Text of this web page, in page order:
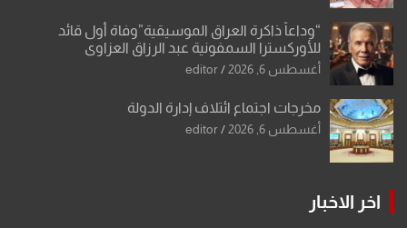
“وداعاً ذاكرة العراق الموسيقية”وفاة أول قائد
للأوركسترا السمفونية عبد الرزاق العزاوي
أغسطس 6, 2026 editor
مخرجات اجتماع ائتلاف إدارة الدولة
أغسطس 6, 2026 editor
اخر الاخبار